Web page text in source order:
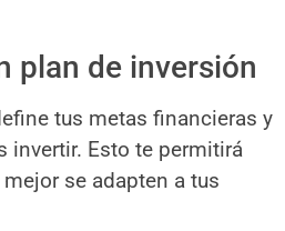
plan de inversión
tus metas financieras y
invertir. Esto te permitirá
se adapten a tus